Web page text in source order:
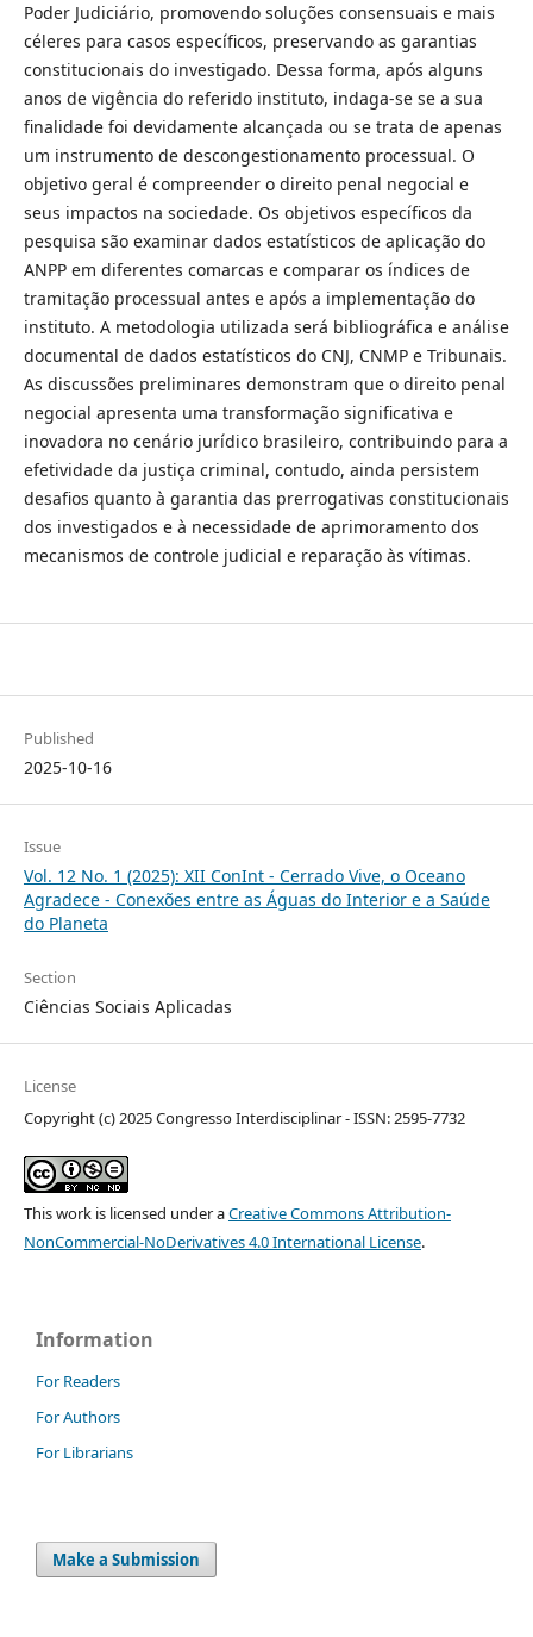
Poder Judiciário, promovendo soluções consensuais e mais
céleres para casos específicos, preservando as garantias
constitucionais do investigado. Dessa forma, após alguns
anos de vigência do referido instituto, indaga-se se a sua
finalidade foi devidamente alcançada ou se trata de apenas
um instrumento de descongestionamento processual. O
objetivo geral é compreender o direito penal negocial e
seus impactos na sociedade. Os objetivos específicos da
pesquisa são examinar dados estatísticos de aplicação do
ANPP em diferentes comarcas e comparar os índices de
tramitação processual antes e após a implementação do
instituto. A metodologia utilizada será bibliográfica e análise
documental de dados estatísticos do CNJ, CNMP e Tribunais.
As discussões preliminares demonstram que o direito penal
negocial apresenta uma transformação significativa e
inovadora no cenário jurídico brasileiro, contribuindo para a
efetividade da justiça criminal, contudo, ainda persistem
desafios quanto à garantia das prerrogativas constitucionais
dos investigados e à necessidade de aprimoramento dos
mecanismos de controle judicial e reparação às vítimas.
Published
2025-10-16
Issue
Vol. 12 No. 1 (2025): XII ConInt - Cerrado Vive, o Oceano
Agradece - Conexões entre as Águas do Interior e a Saúde
do Planeta
Section
Ciências Sociais Aplicadas
License
Copyright (c) 2025 Congresso Interdisciplinar - ISSN: 2595-7732
This work is licensed under aCreative Commons Attribution-
NonCommercial-NoDerivatives 4.0 International License.
Information
For Readers
For Authors
For Librarians
Make a Submission